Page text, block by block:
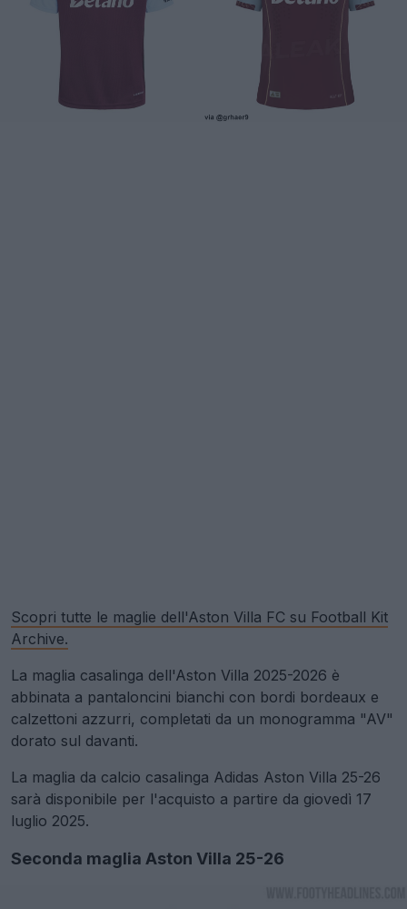
Scopri tutte le maglie dell'Aston Villa FC su Football Kit
Archive.
La maglia casalinga dell'Aston Villa 2025-2026 è
abbinata a pantaloncini bianchi con bordi bordeaux e
calzettoni azzurri, completati da un monogramma "AV"
dorato sul davanti.
La maglia da calcio casalinga Adidas Aston Villa 25-26
sarà disponibile per l'acquisto a partire da giovedì 17
luglio 2025.
Seconda maglia Aston Villa 25-26